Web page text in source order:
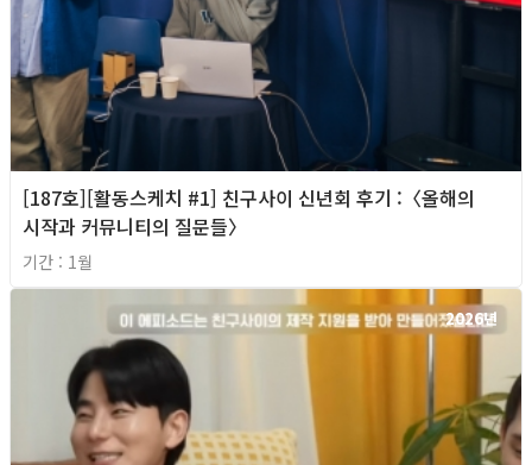
[187호][활동스케치 #1] 친구사이 신년회 후기 :〈올해의
시작과 커뮤니티의 질문들〉
기간 : 1월
2026년